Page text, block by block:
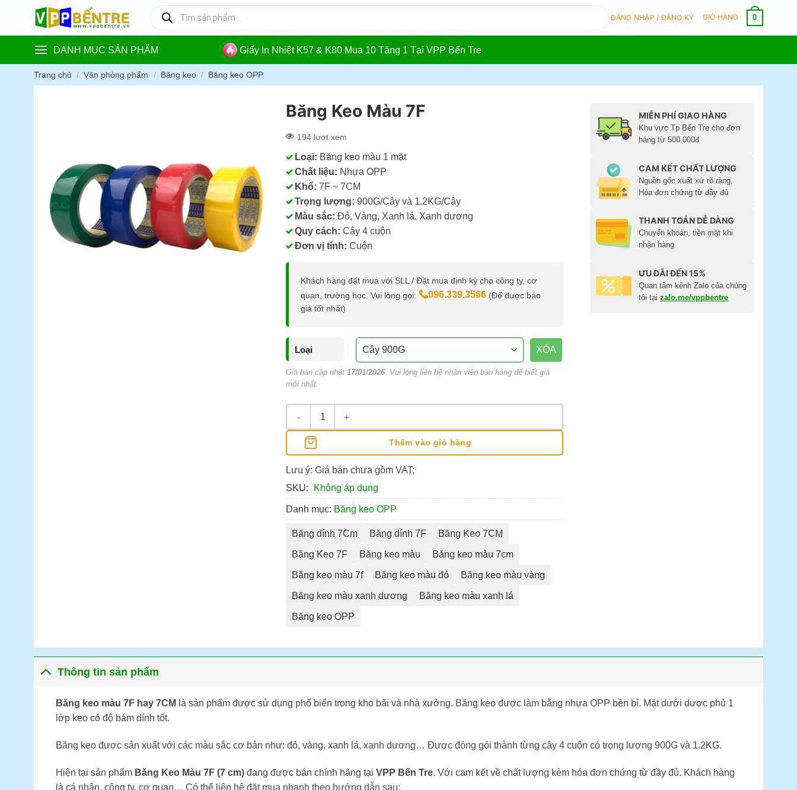
content
kiếm
phẩm
ĐĂNG NHẬP / ĐĂNG KÝ GIỎ HÀNG 0
DANH MỤC SẢN PHẨM Giấy In Nhiệt K57 & K80 Mua 10 Tặng 1 Tại VPP Bến Tre
Trang chủ / Văn phòng phẩm / Băng keo / Băng keo OPP
Băng Keo Màu 7F
194 lượt xem
Loại: Băng keo màu 1 mặt
Chất liệu: Nhựa OPP
Khổ: 7F ~ 7CM
Trọng lượng: 900G/Cây và 1.2KG/Cây
Màu sắc: Đỏ, Vàng, Xanh lá, Xanh dương
Quy cách: Cây 4 cuộn
Đơn vị tính: Cuộn
Khách hàng đặt mua với SLL / Đặt mua định kỳ cho công ty, cơ
quan, trường học. Vui lòng gọi:
096.339.3566 (Để được báo
giá tốt nhất)
Loại XÓA
Giá bán cập nhật 17/01/2026. Vui lòng liên hệ nhân viên bán hàng để biết giá
mới nhất.
Băng Keo Màu 7F số lượng
Thêm vào giỏ hàng
Lưu ý: Giá bán chưa gồm VAT;
SKU:
Không áp dụng
Danh mục: Băng keo OPP
Băng dính 7Cm Băng dính 7F Băng Keo 7CM
Băng Keo 7F Băng keo màu Băng keo màu 7cm
Băng keo màu 7f Băng keo màu đỏ Băng keo màu vàng
Băng keo màu xanh dương Băng keo màu xanh lá
Băng keo OPP
MIỄN PHÍ GIAO HÀNG
Khu vực Tp Bến Tre cho đơn
hàng từ 500.000đ
CAM KẾT CHẤT LƯỢNG
Nguồn gốc xuất xứ rõ ràng,
Hóa đơn chứng từ đầy đủ
THANH TOÁN DỄ DÀNG
Chuyển khoản, tiền mặt khi
nhận hàng
ƯU ĐÃI ĐẾN 15%
Quan tâm kênh Zalo của chúng
tôi tạizalo.me/vppbentre
Thông tin sản phẩm
Băng keo màu 7F hay 7CM là sản phẩm được sử dụng phổ biến trong kho bãi và nhà xưởng. Băng keo được làm bằng nhựa OPP bền bỉ. Mặt dưới dược phủ 1
lớp keo có độ bám dính tốt.
Băng keo được sản xuất với các màu sắc cơ bản như: đỏ, vàng, xanh lá, xanh dương… Được đóng gói thành từng cây 4 cuộn có trọng lượng 900G và 1.2KG.
Hiện tại sản phẩm Băng Keo Màu 7F (7 cm)đang được bán chính hãng tại VPP Bến Tre. Với cam kết về chất lượng kèm hóa đơn chứng từ đầy đủ. Khách hàng
là cá nhân, công ty, cơ quan… Có thể liên hệ đặt mua nhanh theo hướng dẫn sau: